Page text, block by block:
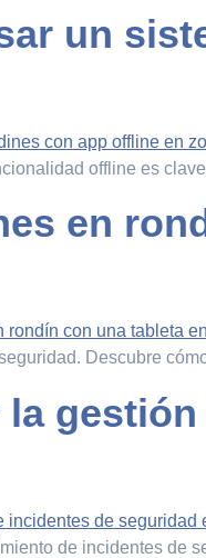
un
offline es
en
Descubre
de incidentes de